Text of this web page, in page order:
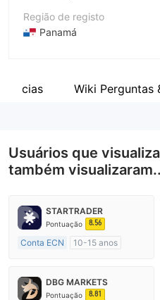
Região de registo
Panamá
Empresa
Notícias Wiki Perguntas
Usuários que
também visualizaram..
STARTRADER
Pontuação 8.56
Conta ECN
10-15 anos
Market Marketing (MM)
Etiqueta principal MT4
DBG MARKETS
Pontuação 8.81